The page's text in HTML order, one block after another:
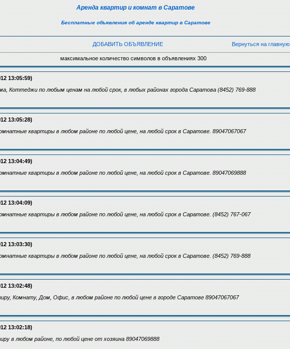
Аренда квартир и комнат в Саратове
Бесплатные объявления об аренде квартир в Саратове
ДОБАВИТЬ ОБЪЯВЛЕНИЕ Вернуться на главную
максимальное количество символов в объявлениях 300
13:05:59)
Коттеджи по любым ценам на любой срок, в любых районах города Саратова (8452) 769-888
13:05:28)
квартиры в любом районе по любой цене, на любой срок в Саратове. 89047067067
13:04:49)
квартиры в любом районе по любой цене, на любой срок в Саратове. 89047069888
13:04:09)
квартиры в любом районе по любой цене, на любой срок в Саратове. (8452) 767-067
13:03:30)
квартиры в любом районе по любой цене, на любой срок в Саратове. (8452) 769-888
13:02:48)
Комнату, Дом, Офис, в любом районе по любой цене в городе Саратове 89047067067
13:02:18)
в любом районе, по любой цене от хозяина 89047069888